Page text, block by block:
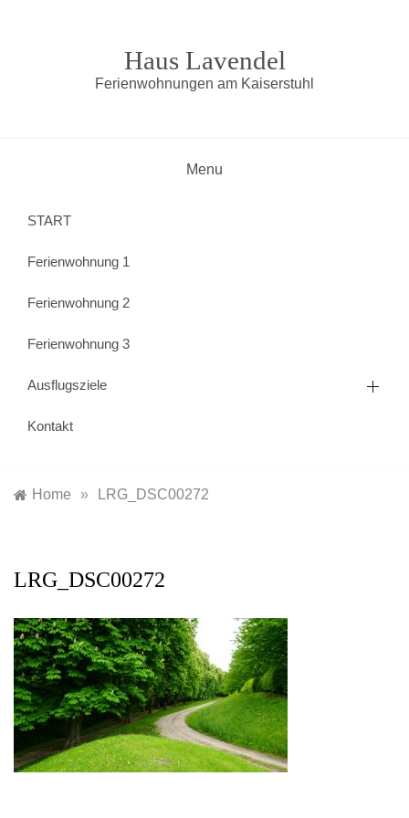
Haus Lavendel
Ferienwohnungen am Kaiserstuhl
Menu
START
Ferienwohnung 1
Ferienwohnung 2
Ferienwohnung 3
Ausflugsziele
Kontakt
Home » LRG_DSC00272
LRG_DSC00272